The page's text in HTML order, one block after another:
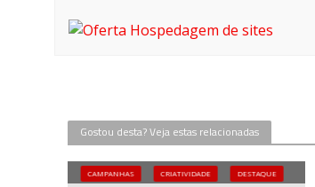
Gostou desta? Veja estas relacionadas
CAMPANHAS CRIATIVIDADE DESTAQUE